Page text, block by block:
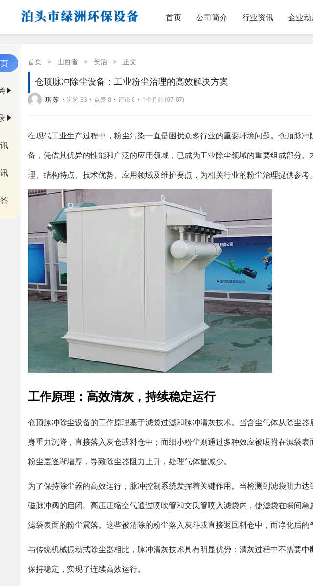
首页 公司简介 行业资讯 企业
首页 > 山西省 > 长治 > 正文
仓顶脉冲除尘设备：工业粉尘治理的高效解决方案
琪 苏 · 浏览 33 · 点赞 0 · 评论 0 · 1个月前 (07-07)
在现代工业生产过程中，粉尘污染一直是困扰众多行业的重要环境问题。仓顶脉
备，凭借其优异的性能和广泛的应用领域，已成为工业除尘领域的重要组成部分
理、结构特点、技术优势、应用领域及维护要点，为相关行业的粉尘治理提供参考。
工作原理：高效清灰，持续稳定运行
仓顶脉冲除尘设备的工作原理基于滤袋过滤和脉冲清灰技术。当含尘气体从除尘
身重力沉降，直接落入灰仓或料仓中；而细小粉尘则通过多种效应被吸附在滤袋
粉尘层逐渐增厚，导致除尘器阻力上升，处理气体量减少。
为了保持除尘器的高效运行，脉冲控制系统发挥着关键作用。当检测到滤袋阻力
磁脉冲阀的启闭。高压压缩空气通过喷吹管和文氏管喷入滤袋内，使滤袋在瞬间
滤袋表面的粉尘震落。这些被清除的粉尘落入灰斗或直接返回料仓中，而净化后的
与传统机械振动式除尘器相比，脉冲清灰技术具有明显优势：清灰过程中不需要
保持稳定，实现了连续高效运行。